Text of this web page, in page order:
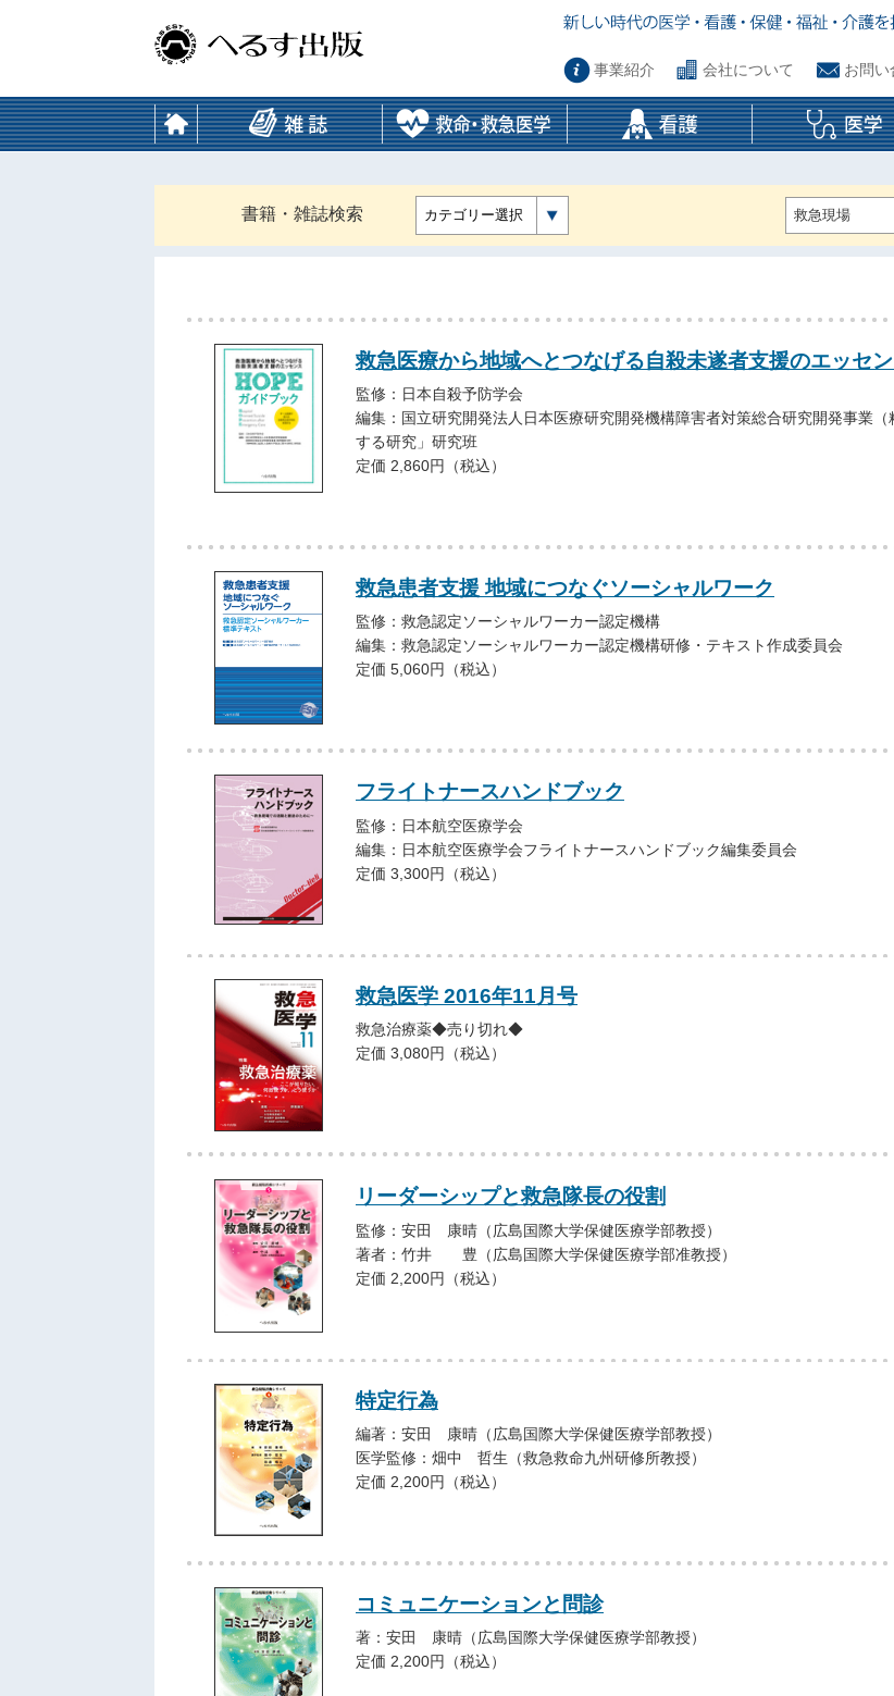
事業紹介 会社について お問い
書籍・雑誌検索 カテゴリー選択
救急医療から地域へとつなげる自殺未遂者支援のエッセ
監修：日本自殺予防学会
編集：国立研究開発法人日本医療研究開発機構障害者対策総合研究開発事業
する研究」研究班
定価 2,860円（税込）
救急患者支援 地域につなぐソーシャルワーク
監修：救急認定ソーシャルワーカー認定機構
編集：救急認定ソーシャルワーカー認定機構研修・テキスト作成委員会
定価 5,060円（税込）
フライトナースハンドブック
監修：日本航空医療学会
編集：日本航空医療学会フライトナースハンドブック編集委員会
定価 3,300円（税込）
救急医学 2016年11月号
救急治療薬◆売り切れ◆
定価 3,080円（税込）
リーダーシップと救急隊長の役割
監修：安田 康晴（広島国際大学保健医療学部教授）
著者：竹井 豊（広島国際大学保健医療学部准教授）
定価 2,200円（税込）
特定行為
編著：安田 康晴（広島国際大学保健医療学部教授）
医学監修：畑中 哲生（救急救命九州研修所教授）
定価 2,200円（税込）
コミュニケーションと問診
著：安田 康晴（広島国際大学保健医療学部教授）
定価 2,200円（税込）